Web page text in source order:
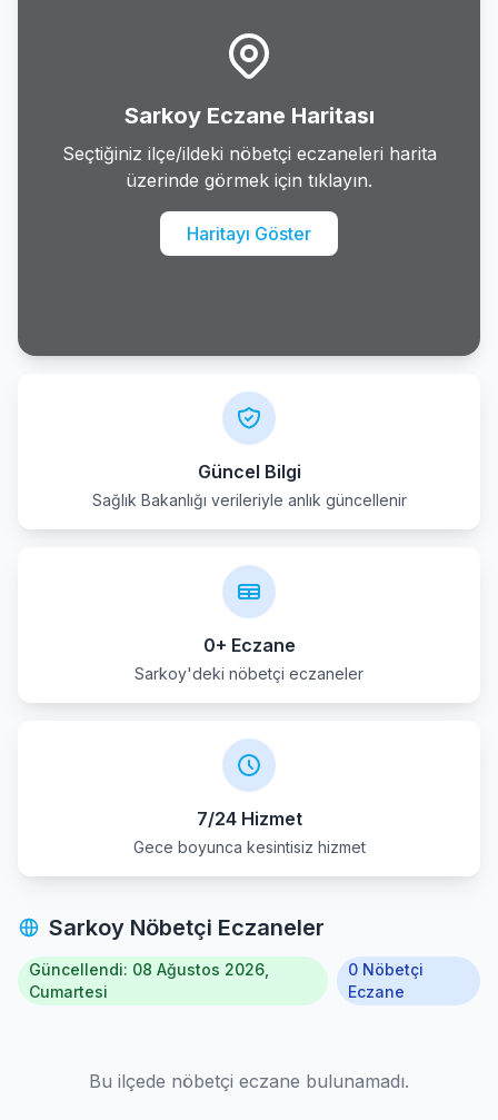
Sarkoy Eczane Haritası
Seçtiğiniz ilçe/ildeki nöbetçi eczaneleri harita
üzerinde görmek için tıklayın.
Haritayı Göster
Güncel Bilgi
Sağlık Bakanlığı verileriyle anlık güncellenir
0+ Eczane
Sarkoy'deki nöbetçi eczaneler
7/24 Hizmet
Gece boyunca kesintisiz hizmet
Sarkoy Nöbetçi Eczaneler
Güncellendi: 08 Ağustos 2026,
Cumartesi
0 Nöbetçi
Eczane
Bu ilçede nöbetçi eczane bulunamadı.